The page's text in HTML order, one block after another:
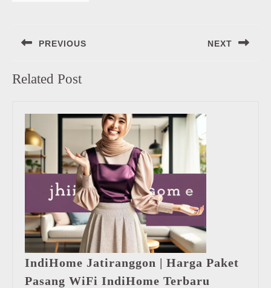
pos
PREVIOUS
post:
NEXT
Related Post
IndiHome Jatiranggon | Harga Paket
Pasang WiFi IndiHome Terbaru